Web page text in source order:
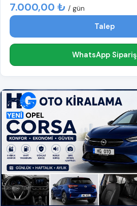
7.000,00 ₺ / gün
Talep
WhatsApp Sipariş